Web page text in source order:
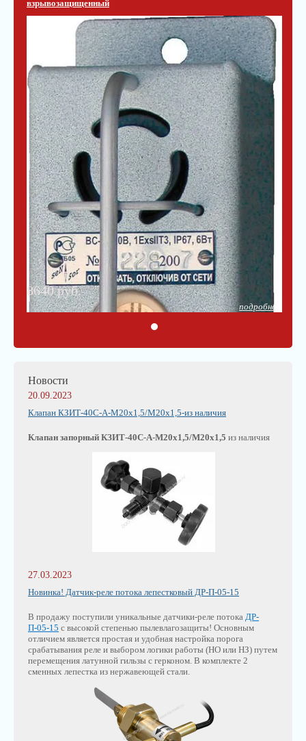
взрывозащищенный
8640 руб.
подробнее
Новости
20.09.2023
Клапан КЗИТ-40С-А-М20х1,5/М20х1,5-из наличия
Клапан запорный КЗИТ-40С-А-М20х1,5/М20х1,5 из наличия
27.03.2023
Новинка! Датчик-реле потока лепестковый ДР-П-05-15
В продажу поступили уникальные датчики-реле потока ДР-
П-05-15 с высокой степенью пылевлагозащиты! Основным
отличием является простая и удобная настройка порога
срабатывания реле и выбором логики работы (НО или НЗ) путем
перемещения латунной гильзы с герконом. В комплекте 2
сменных лепестка из нержавеющей стали.